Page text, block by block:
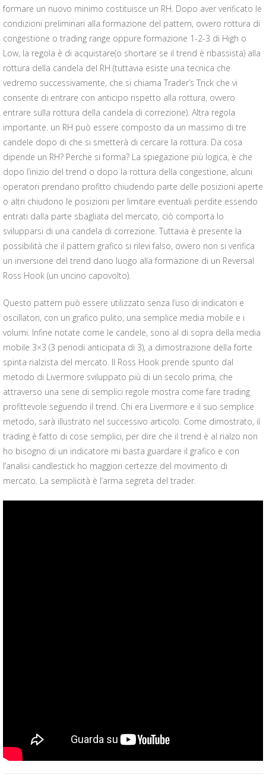
formare un nuovo minimo costituisce un RH. Dopo aver verificato le
condizioni preliminari alla formazione del pattern, ovvero rottura di
congestione o trading range oppure formazione 1-2-3 di High o
Low, la regola è di acquistare(o shortare se il trend è ribassista) alla
rottura della candela del RH (tuttavia esiste una tecnica che
vedremo successivamente, che si chiama Trader’s Trick che vi
consente di entrare con anticipo rispetto alla rottura, ovvero
entrare sulla rottura della candela di correzione). Altra regola
importante. un RH può essere composto da un massimo di tre
candele dopo di che si smetterà di cercare la rottura. Da cosa
dipende un RH? Perche si forma? La spiegazione più logica, è che
dopo l’inizio del trend o dopo la rottura della congestione, alcuni
operatori prendano profitto chiudendo parte delle posizioni aperte
o altri chiudono le posizioni per limitare eventuali perdite essendo
entrati dalla parte sbagliata del mercato, ciò comporta lo
svilupparsi di una candela di correzione. Tuttavia è presente la
possibilità che il pattern grafico si rilevi falso, ovvero non si verifica
un inversione del trend dano luogo alla formazione di un Reversal
Ross Hook (un uncino capovolto).
Questo pattern può essere utilizzato senza l’uso di indicatori e
oscillatori, con un grafico pulito, una semplice media mobile e i
volumi. Infine notate come le candele, sono al di sopra della media
mobile 3×3 (3 periodi anticipata di 3), a dimostrazione della forte
spinta rialzista del mercato. Il Ross Hook prende spunto dal
metodo di Livermore sviluppato più di un secolo prima, che
attraverso una serie di semplici regole mostra come fare trading
profittevole seguendo il trend. Chi era Livermore e il suo semplice
metodo, sarà illustrato nel successivo articolo. Come dimostrato, il
trading è fatto di cose semplici, per dire che il trend è al rialzo non
ho bisogno di un indicatore mi basta guardare il grafico e con
l’analisi candlestick ho maggiori certezze del movimento di
mercato. La semplicità è l’arma segreta del trader.